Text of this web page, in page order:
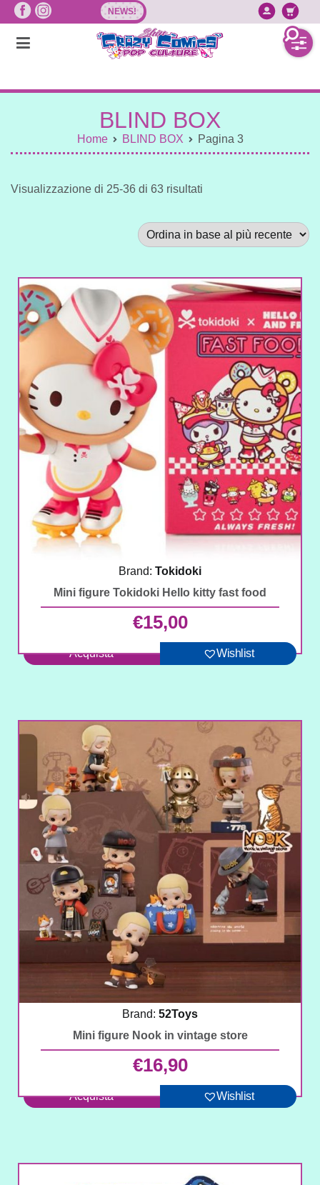
Vai
contenuto
NEWS!
BLIND BOX
Home BLIND BOX Pagina 3
Visualizzazione di 25-36 di 63 risultati
Brand: Tokidoki
Mini figure Tokidoki Hello kitty fast food
€15,00
Acquista Wishlist
Brand: 52Toys
Mini figure Nook in vintage store
€16,90
Acquista Wishlist